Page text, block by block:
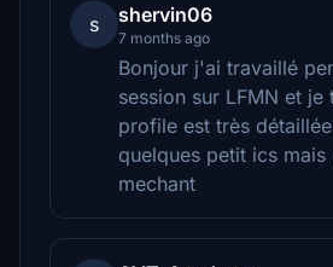
s shervin06
7 months ago
Bonjour j'ai travaillé
session sur LFMN et
profile est très
quelques petit ics mais
mechant